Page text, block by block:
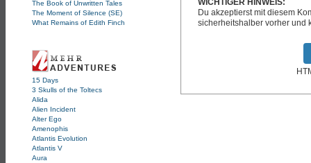
The Book of Unwritten Tales
The Moment of Silence (SE)
What Remains of Edith Finch
15 Days
3 Skulls of the Toltecs
Alida
Alien Incident
Alter Ego
Amenophis
Atlantis Evolution
Atlantis V
Aura
WICHTIGER HINWEIS:
Du akzeptierst mit diesem
sicherheitshalber vorher und